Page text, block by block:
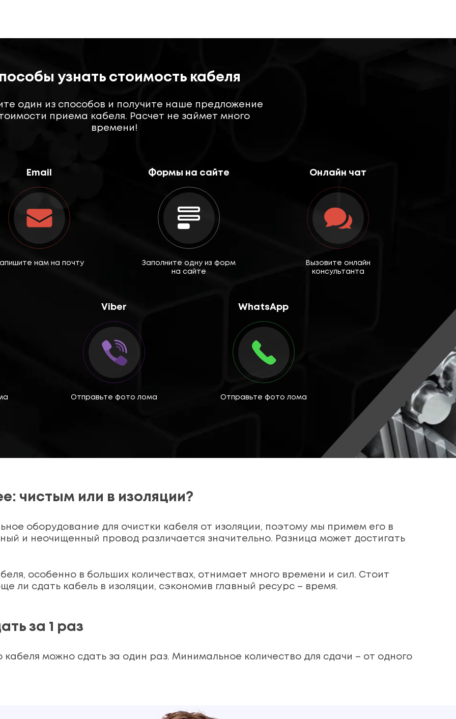
узнать стоимость кабеля
один из способов и получите наше предложение
приема кабеля. Расчет не займет много
времени!
Email
нам на почту
Формы на сайте
Заполните одну из форм
на сайте
Онлайн чат
Вызовите онлайн
консультанта
Viber
Отправьте фото лома
WhatsApp
Отправьте фото лома
чистым или в изоляции?
оборудование для очистки кабеля от изоляции, поэтому мы примем его в
и неочищенный провод различается значительно. Разница может достигать
особенно в больших количествах, отнимает много времени и сил. Стоит
ли сдать кабель в изоляции, сэкономив главный ресурс – время.
за 1 раз
можно сдать за один раз. Минимальное количество для сдачи – от одного